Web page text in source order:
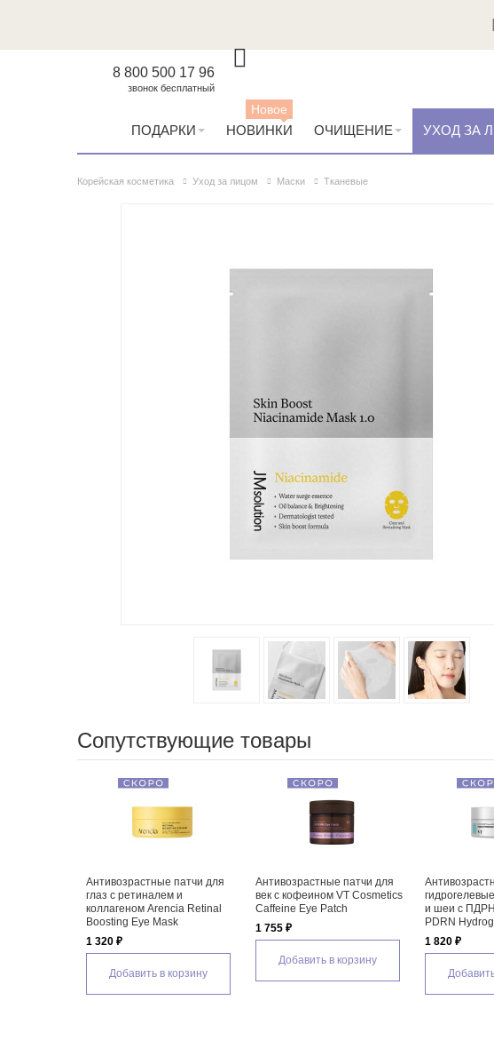
8 800 500 17 96
звонок бесплатный
ПОДАРКИ НОВИНКИ
Новое
ОЧИЩЕНИЕ УХОД ЗА
Корейская косметика Уход за лицом Маски Тканевые
Сопутствующие товары
Антивозрастные патчи для
глаз с ретиналем и
коллагеном Arencia Retinal
Boosting Eye Mask
1 320 ₽
Добавить в корзину
Антивозрастные патчи для
век с кофеином VT Cosmetics
Caffeine Eye Patch
1 755 ₽
Добавить в корзину
и шеи с
PDRN
1 820 ₽